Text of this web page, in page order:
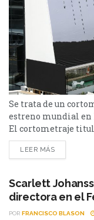
Se trata de un
estreno mundial en
El cortometraje
Gastón Cocchiarale,
es la única
mundo. ¿De qué va?
LEER MÁS
Scarlett
directora en el
POR FRANCISCO BLASON